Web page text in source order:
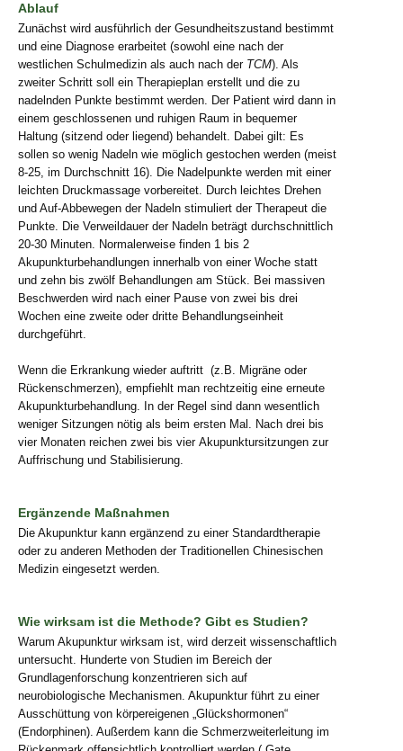
Ablauf
Zunächst wird ausführlich der Gesundheitszustand bestimmt
und eine Diagnose erarbeitet (sowohl eine nach der
westlichen Schulmedizin als auch nach der TCM). Als
zweiter Schritt soll ein Therapieplan erstellt und die zu
nadelnden Punkte bestimmt werden. Der Patient wird dann in
einem geschlossenen und ruhigen Raum in bequemer
Haltung (sitzend oder liegend) behandelt. Dabei gilt: Es
sollen so wenig Nadeln wie möglich gestochen werden (meist
8-25, im Durchschnitt 16). Die Nadelpunkte werden mit einer
leichten Druckmassage vorbereitet. Durch leichtes Drehen
und Auf-Abbewegen der Nadeln stimuliert der Therapeut die
Punkte. Die Verweildauer der Nadeln beträgt durchschnittlich
20-30 Minuten. Normalerweise finden 1 bis 2
Akupunkturbehandlungen innerhalb von einer Woche statt
und zehn bis zwölf Behandlungen am Stück. Bei massiven
Beschwerden wird nach einer Pause von zwei bis drei
Wochen eine zweite oder dritte Behandlungseinheit
durchgeführt.
Wenn die Erkrankung wieder auftritt (z.B. Migräne oder
Rückenschmerzen), empfiehlt man rechtzeitig eine erneute
Akupunkturbehandlung. In der Regel sind dann wesentlich
weniger Sitzungen nötig als beim ersten Mal. Nach drei bis
vier Monaten reichen zwei bis vier Akupunktursitzungen zur
Auffrischung und Stabilisierung.
Ergänzende Maßnahmen
Die Akupunktur kann ergänzend zu einer Standardtherapie
oder zu anderen Methoden der Traditionellen Chinesischen
Medizin eingesetzt werden.
Wie wirksam ist die Methode? Gibt es Studien?
Warum Akupunktur wirksam ist, wird derzeit wissenschaftlich
untersucht. Hunderte von Studien im Bereich der
Grundlagenforschung konzentrieren sich auf
neurobiologische Mechanismen. Akupunktur führt zu einer
Ausschüttung von körpereigenen „Glückshormonen“
(Endorphinen). Außerdem kann die Schmerzweiterleitung im